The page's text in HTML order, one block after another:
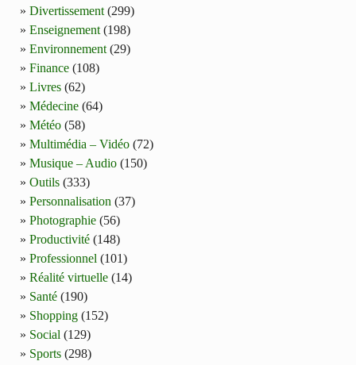
Divertissement (299)
Enseignement (198)
Environnement (29)
Finance (108)
Livres (62)
Médecine (64)
Météo (58)
Multimédia – Vidéo (72)
Musique – Audio (150)
Outils (333)
Personnalisation (37)
Photographie (56)
Productivité (148)
Professionnel (101)
Réalité virtuelle (14)
Santé (190)
Shopping (152)
Social (129)
Sports (298)